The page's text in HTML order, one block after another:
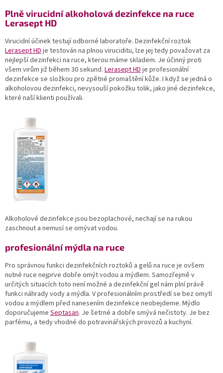
Plně virucidní alkoholová dezinfekce na ruce
Lerasept HD
Virucidní účinek testují odborné laboratoře. Dezinfekční roztok
Lerasept HD je testován na plnou viruciditu, lze jej tedy považovat za
nejlepší dezinfekci na ruce, kterou máme skladem. Je účinný proti
všem virům již během 30 sekund. Lerasept HD je profesionální
dezinfekce se složkou pro zpětné promaštění kůže. I když se jedná o
alkoholovou dezinfekci, nevysouší pokožku tolik, jako jiné dezinfekce,
které naší klienti používali.
Alkoholové dezinfekce jsou bezoplachové, nechají se na rukou
zaschnout a nemusí se omývat vodou.
profesionální mýdla na ruce
Pro správnou funkci dezinfekčních roztoků a gelů na ruce je ovšem
nutné ruce nejprve dobře omýt vodou a mýdlem. Samozřejmě v
určitých situacích toto není možné a dezinfekční gel nám plní právě
funkci náhrady vody a mýdla. V profesionálním prostředí se bez omytí
vodou a mýdlem před nanesením dezinfekce neobejdeme. Mýdlo
doporučujeme Septasan. Je šetrné a dobře smývá nečistoty. Je bez
parfému, a tedy vhodné do potravinářských provozů a kuchyní.